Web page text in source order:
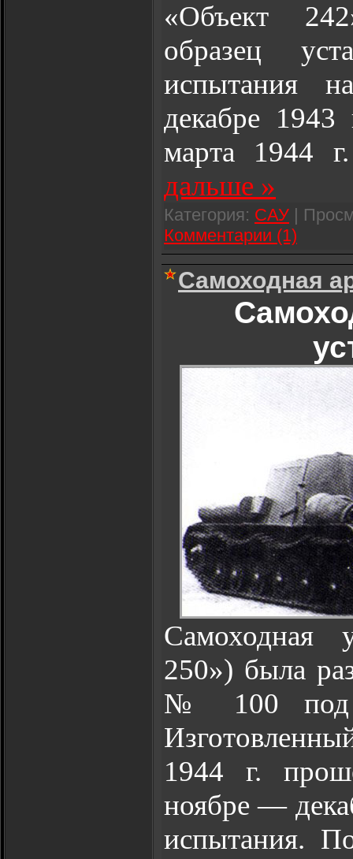
«Объект
образец
испытания
декабре
марта 1944
дальше »
Категория: САУ |
Комментарии (1)
Самоходная
Самоходная
250») была
№ 100 под
1944 г.
ноябре —
испытания.